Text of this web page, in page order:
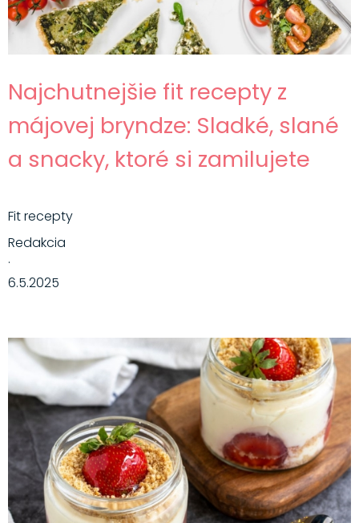
Najchutnejšie fit recepty z
májovej bryndze: Sladké, slané
a snacky, ktoré si zamilujete
Fit recepty
Redakcia
·
6.5.2025